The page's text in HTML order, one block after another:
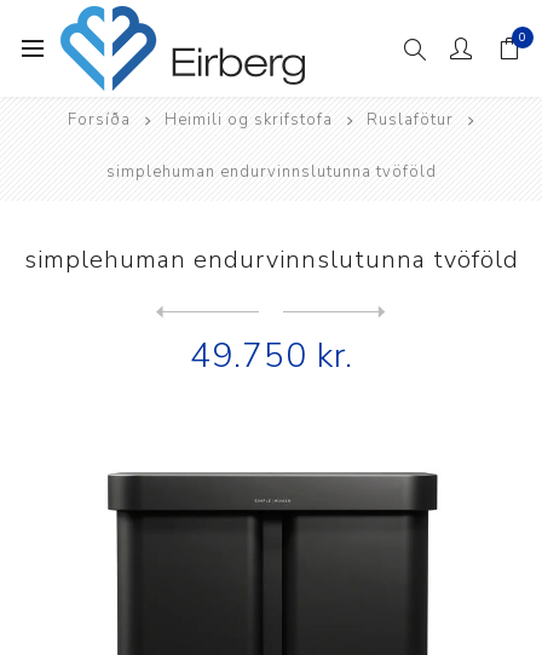
0
Forsíða Heimili og skrifstofa Ruslafötur
simplehuman endurvinnslutunna tvöföld
simplehuman endurvinnslutunna tvöföld
49.750 kr.